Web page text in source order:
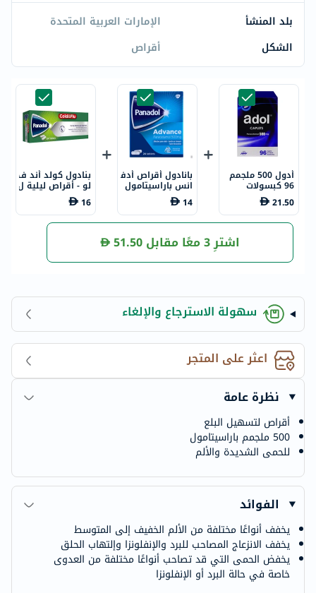
بلد المنشأ
الإمارات العربية المتحدة
الشكل
أقراص
أدول 500 ملجمم
96 كبسولات
21.50
بانادول أقراص أدف
انس باراسيتامول
500 ملجم لتخفيف
قرص
14
بنادول كولد أند ف
لو - أقراص ليلية ل
علاج الحمى والبرد
ص
16
اشترِ 3 معًا مقابل 51.50
سهولة الاسترجاع والإلغاء
اعثر على المتجر
نظرة عامة
أقراص لتسهيل البلع
500 ملجمم باراسيتامول
للحمى الشديدة والألم
الفوائد
يخفف أنواعًا مختلفة من الألم الخفيف إلى المتوسط
يخفف الانزعاج المصاحب للبرد والإنفلونزا وإلتهاب الحلق
يخفض الحمى التي قد تصاحب أنواعًا مختلفة من العدوى
خاصة في حالة البرد أو الإنفلونزا